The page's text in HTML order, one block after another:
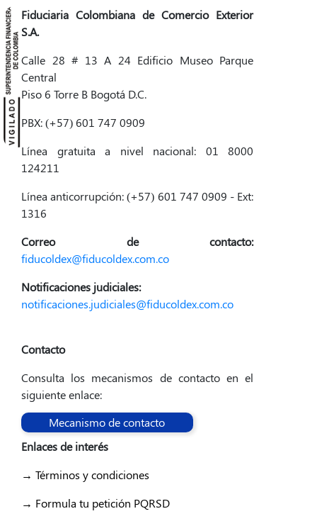
Fiduciaria Colombiana de Comercio Exterior
S.A.
Calle 28 # 13 A 24 Edificio Museo Parque
Central
Piso 6 Torre B Bogotá D.C.
PBX: (+57) 601 747 0909
Línea gratuita a nivel nacional: 01 8000
124211
Línea anticorrupción: (+57) 601 747 0909 - Ext:
1316
Correo de contacto:
fiducoldex@fiducoldex.com.co
Notificaciones judiciales:
notificaciones.judiciales@fiducoldex.com.co
Contacto
Consulta los mecanismos de contacto en el
siguiente enlace:
Mecanismo de contacto
Enlaces de interés
→ Términos y condiciones
→ Formula tu petición PQRSD